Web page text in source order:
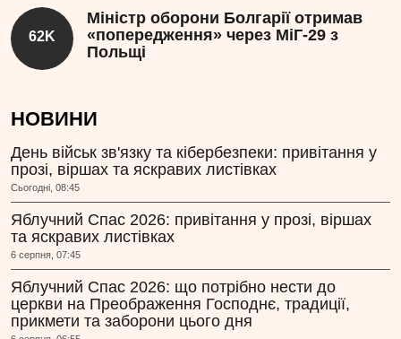
62K
Міністр оборони Болгарії отримав
«попередження» через МіГ-29 з
Польщі
НОВИНИ
День військ зв'язку та кібербезпеки: привітання у
прозі, віршах та яскравих листівках
Сьогодні, 08:45
Яблучний Спас 2026: привітання у прозі, віршах
та яскравих листівках
6 серпня, 07:45
Яблучний Спас 2026: що потрібно нести до
церкви на Преображення Господнє, традиції,
прикмети та заборони цього дня